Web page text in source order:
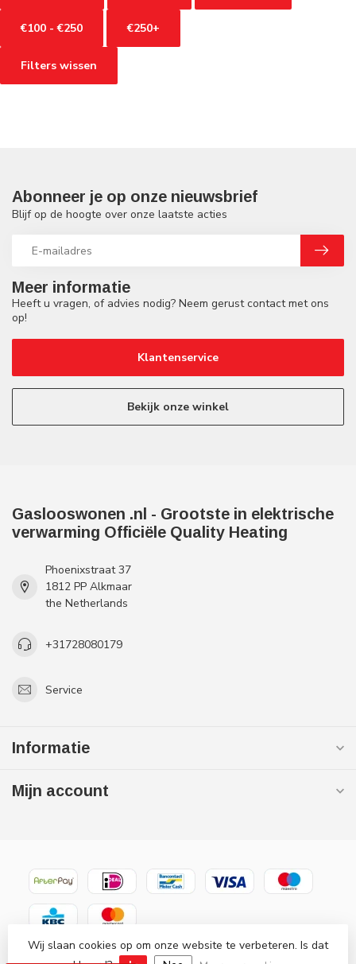
€100 - €250 €250+
Filters wissen
Meer informatie
Heeft u vragen, of advies nodig? Neem gerust contact met ons
op!
Klantenservice
Bekijk onze winkel
Abonneer je op onze nieuwsbrief
Blijf op de hoogte over onze laatste acties
Gaslooswonen .nl - Grootste in elektrische
verwarming Officiële Quality Heating
Phoenixstraat 37
1812 PP Alkmaar
the Netherlands
+31728080179
Service
Informatie
Mijn account
© Copyright 2026 Gaslooswonen .nl - Grootste in elektrische
Wij slaan cookies op om onze website te verbeteren. Is dat